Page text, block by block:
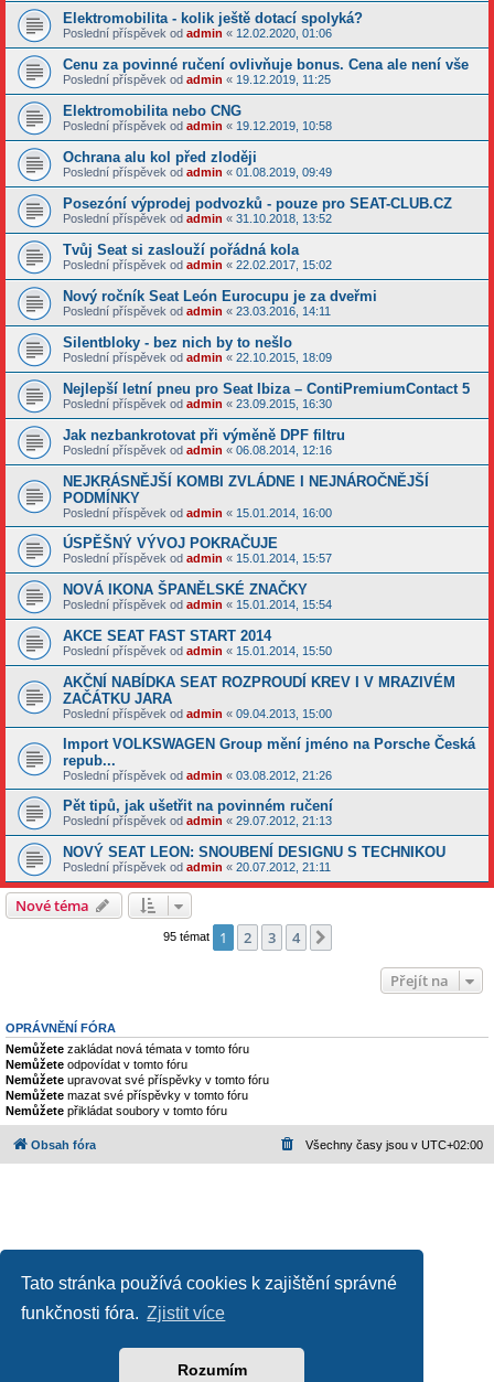
Tato stránka používá cookies k zajištění správné
funkčnosti fóra. Zjistit více
Rozumím
Elektromobilita - kolik ještě dotací spolyká?
Poslední příspěvek od admin « 12.02.2020, 01:06
Cenu za povinné ručení ovlivňuje bonus. Cena ale není vše
Poslední příspěvek od admin « 19.12.2019, 11:25
Elektromobilita nebo CNG
Poslední příspěvek od admin « 19.12.2019, 10:58
Ochrana alu kol před zloději
Poslední příspěvek od admin « 01.08.2019, 09:49
Posezóní výprodej podvozků - pouze pro SEAT-CLUB.CZ
Poslední příspěvek od admin « 31.10.2018, 13:52
Tvůj Seat si zaslouží pořádná kola
Poslední příspěvek od admin « 22.02.2017, 15:02
Nový ročník Seat León Eurocupu je za dveřmi
Poslední příspěvek od admin « 23.03.2016, 14:11
Silentbloky - bez nich by to nešlo
Poslední příspěvek od admin « 22.10.2015, 18:09
Nejlepší letní pneu pro Seat Ibiza – ContiPremiumContact 5
Poslední příspěvek od admin « 23.09.2015, 16:30
Jak nezbankrotovat při výměně DPF filtru
Poslední příspěvek od admin « 06.08.2014, 12:16
NEJKRÁSNĚJŠÍ KOMBI ZVLÁDNE I NEJNÁROČNĚJŠÍ
PODMÍNKY
Poslední příspěvek od admin « 15.01.2014, 16:00
ÚSPĚŠNÝ VÝVOJ POKRAČUJE
Poslední příspěvek od admin « 15.01.2014, 15:57
NOVÁ IKONA ŠPANĚLSKÉ ZNAČKY
Poslední příspěvek od admin « 15.01.2014, 15:54
AKCE SEAT FAST START 2014
Poslední příspěvek od admin « 15.01.2014, 15:50
AKČNÍ NABÍDKA SEAT ROZPROUDÍ KREV I V MRAZIVÉM
ZAČÁTKU JARA
Poslední příspěvek od admin « 09.04.2013, 15:00
Import VOLKSWAGEN Group mění jméno na Porsche Česká
repub...
Poslední příspěvek od admin « 03.08.2012, 21:26
Pět tipů, jak ušetřit na povinném ručení
Poslední příspěvek od admin « 29.07.2012, 21:13
NOVÝ SEAT LEON: SNOUBENÍ DESIGNU S TECHNIKOU
Poslední příspěvek od admin « 20.07.2012, 21:11
Nové téma
95 témat 1 2 3 4
Přejít na
OPRÁVNĚNÍ FÓRA
Nemůžete zakládat nová témata v tomto fóru
Nemůžete odpovídat v tomto fóru
Nemůžete upravovat své příspěvky v tomto fóru
Nemůžete mazat své příspěvky v tomto fóru
Nemůžete přikládat soubory v tomto fóru
Obsah fóra Všechny časy jsou v UTC+02:00
Český překlad –phpBB.cz
Ochrana soukromí|Podmínky pro užívání